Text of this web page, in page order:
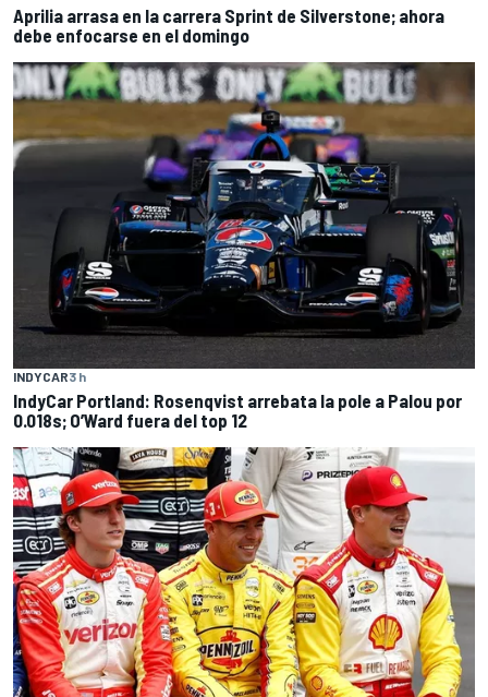
Aprilia arrasa en la carrera Sprint de Silverstone; ahora
debe enfocarse en el domingo
INDYCAR3 h
IndyCar Portland: Rosenqvist arrebata la pole a Palou por
0.018s; O’Ward fuera del top 12